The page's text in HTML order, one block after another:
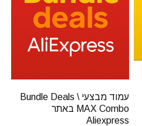
עמוד מבצעי Bundle Deals \
MAX Combo באתר
Aliexpress